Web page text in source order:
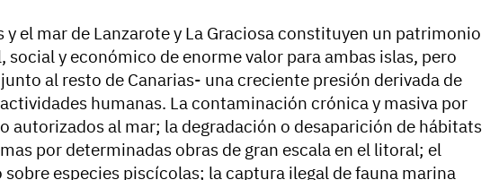
y el mar de Lanzarote y La Graciosa constituyen un patrimonio
social y económico de enorme valor para ambas islas, pero
al resto de Canarias- una creciente presión derivada de
humanas. La contaminación crónica y masiva por
autorizados al mar; la degradación o desaparición de hábitats
por determinadas obras de gran escala en el litoral; el
especies piscícolas; la captura ilegal de fauna marina